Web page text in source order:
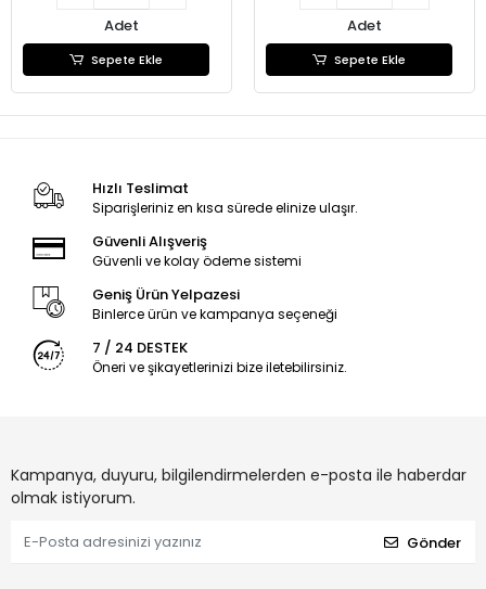
Adet
Sepete Ekle
Adet
Sepete Ekle
Hızlı Teslimat
Siparişleriniz en kısa sürede elinize ulaşır.
Güvenli Alışveriş
Güvenli ve kolay ödeme sistemi
Geniş Ürün Yelpazesi
Binlerce ürün ve kampanya seçeneği
7 / 24 DESTEK
Öneri ve şikayetlerinizi bize iletebilirsiniz.
Kampanya, duyuru, bilgilendirmelerden e-posta ile haberdar
olmak istiyorum.
Gönder